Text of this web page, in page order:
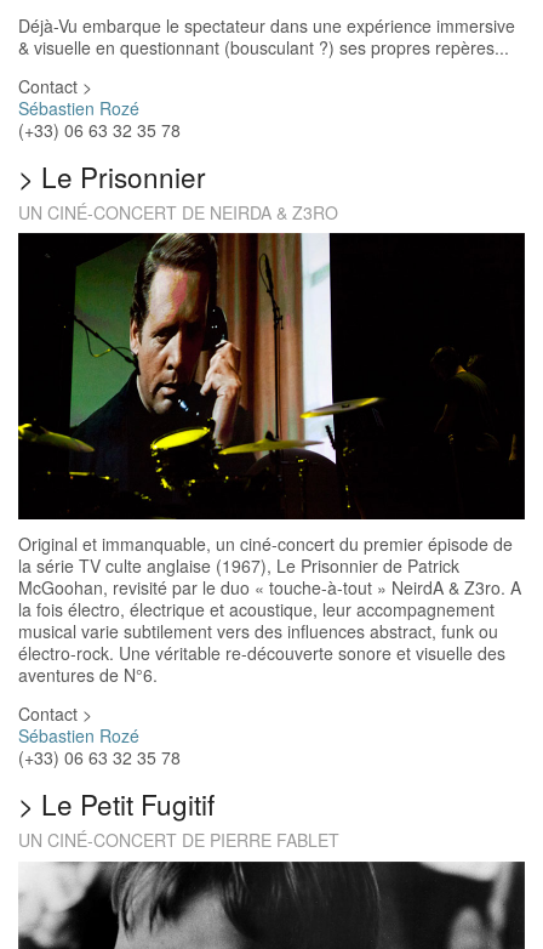
Déjà-Vu embarque le spectateur dans une expérience immersive
& visuelle en questionnant (bousculant ?) ses propres repères...
Contact >
Sébastien Rozé
(+33) 06 63 32 35 78
> Le Prisonnier
UN CINÉ-CONCERT DE NEIRDA & Z3RO
Original et immanquable, un ciné-concert du premier épisode de
la série TV culte anglaise (1967), Le Prisonnier de Patrick
McGoohan, revisité par le duo « touche-à-tout » NeirdA & Z3ro. A
la fois électro, électrique et acoustique, leur accompagnement
musical varie subtilement vers des influences abstract, funk ou
électro-rock. Une véritable re-découverte sonore et visuelle des
aventures de N°6.
Contact >
Sébastien Rozé
(+33) 06 63 32 35 78
> Le Petit Fugitif
UN CINÉ-CONCERT DE PIERRE FABLET